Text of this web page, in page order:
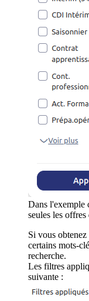
Dans l'exemple
seules les
Si vous
certains mots-
recherche.
Les filtres
suivante :